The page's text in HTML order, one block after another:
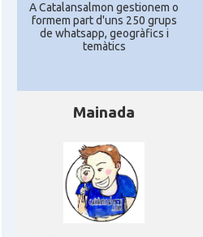
A Catalansalmon gestionem o
formem part d'uns 250 grups
de whatsapp, geogràfics i
temàtics
Mainada